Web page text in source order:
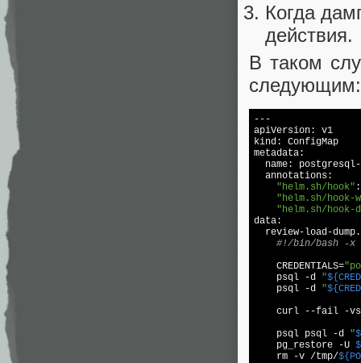
Когда
действия.
В таком
следующим:
---
apiVersion: v1
kind: ConfigMap
metadata:
name:
  annotations:
"helm.sh/hook"
"helm.sh/hook-
"helm.sh/
data:
review-load-
#!/bin/bash -x
    CREDENTIALS=
    psql
-d "
    psql
-d "
curl --fail -
    psql psql
-d "
    pg_restore -U
    rm -v /tmp/